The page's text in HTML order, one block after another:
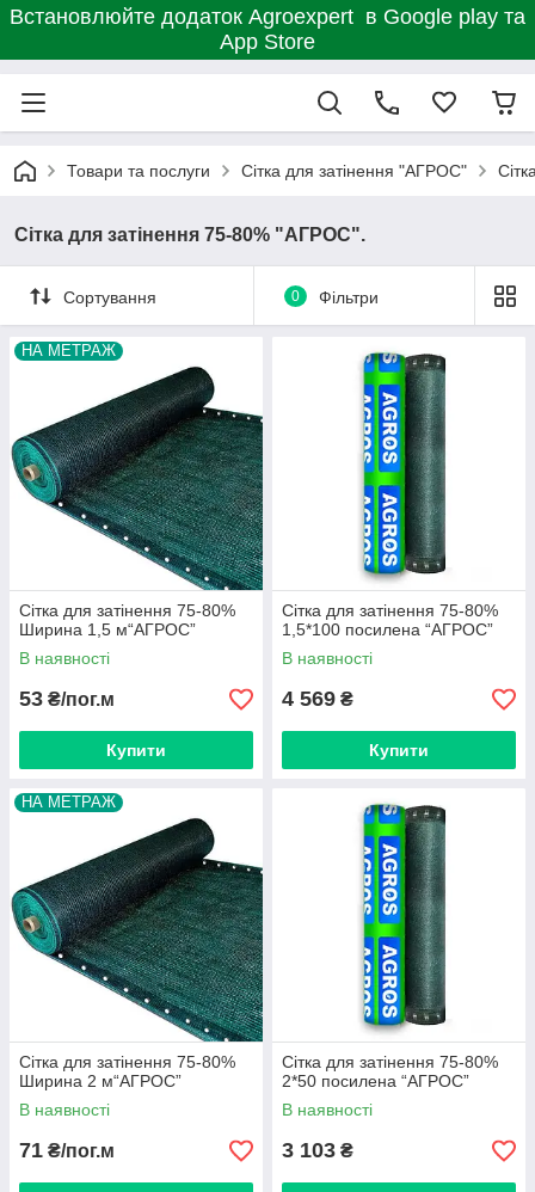
Встановлюйте додаток Agroexpert в Google play та
App Store
Товари та послуги Сітка для затінення "АГРОС"
Сітка для затінення 75-80% "AГРОС".
Сортування 0 Фільтри
НА МЕТРАЖ
Сітка для затінення 75-80%
Ширина 1,5 м“AГРОС”
В наявності
53 ₴/пог.м
Купити
Сітка для затінення 75-80%
1,5*100 посилена “AГРОС”
В наявності
4 569 ₴
Купити
НА МЕТРАЖ
Сітка для затінення 75-80%
Ширина 2 м“AГРОС”
В наявності
71 ₴/пог.м
Сітка для затінення 75-80%
2*50 посилена “AГРОС”
В наявності
3 103 ₴